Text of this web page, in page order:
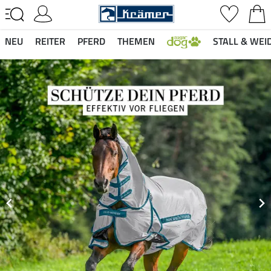
NEU REITER PFERD THEMEN STALL &